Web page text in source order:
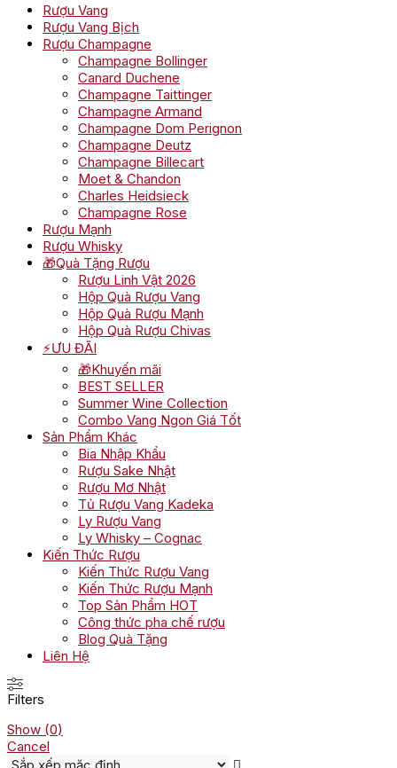
Rượu Vang
Rượu Vang Bịch
Rượu Champagne
Champagne Bollinger
Canard Duchene
Champagne Taittinger
Champagne Armand
Champagne Dom Perignon
Champagne Deutz
Champagne Billecart
Moet & Chandon
Charles Heidsieck
Champagne Rose
Rượu Mạnh
Rượu Whisky
🎁Quà Tặng Rượu
Rượu Linh Vật 2026
Hộp Quà Rượu Vang
Hộp Quà Rượu Mạnh
Hộp Quà Rượu Chivas
⚡ƯU ĐÃI
🎁Khuyến mãi
BEST SELLER
Summer Wine Collection
Combo Vang Ngon Giá Tốt
Sản Phẩm Khác
Bia Nhập Khẩu
Rượu Sake Nhật
Rượu Mơ Nhật
Tủ Rượu Vang Kadeka
Ly Rượu Vang
Ly Whisky – Cognac
Kiến Thức Rượu
Kiến Thức Rượu Vang
Kiến Thức Rượu Mạnh
Top Sản Phẩm HOT
Công thức pha chế rượu
Blog Quà Tặng
Liên Hệ
Filters
Show (0)
Cancel